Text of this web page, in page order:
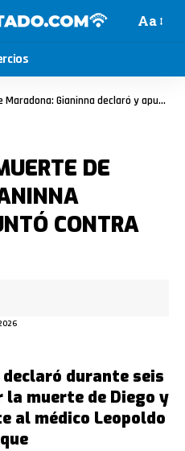
Aa
Gianinna declaró y apuntó contra Luque
DE
CONTRA
durante seis
la muerte de Diego y
al médico Leopoldo